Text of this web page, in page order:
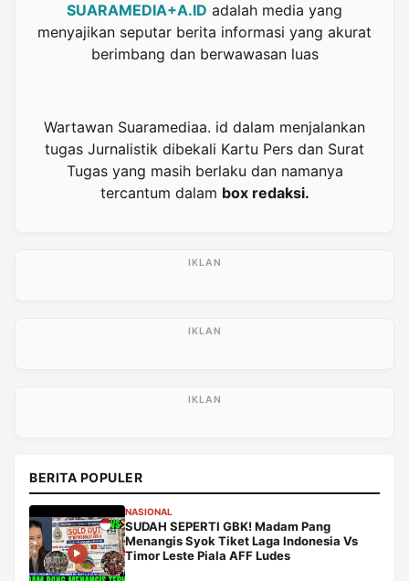
SUARAMEDIA+A.ID adalah media yang
menyajikan seputar berita informasi yang akurat
berimbang dan berwawasan luas
Wartawan Suaramediaa. id dalam menjalankan
tugas Jurnalistik dibekali Kartu Pers dan Surat
Tugas yang masih berlaku dan namanya
tercantum dalam box redaksi.
BERITA POPULER
NASIONAL
SUDAH SEPERTI GBK! Madam Pang
Menangis Syok Tiket Laga Indonesia Vs
Timor Leste Piala AFF Ludes